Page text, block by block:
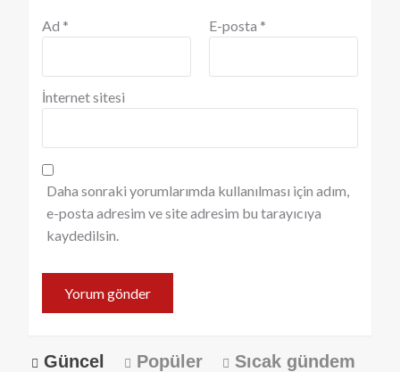
Ad * E-posta *
İnternet sitesi
Daha sonraki yorumlarımda kullanılması için adım,
e-posta adresim ve site adresim bu tarayıcıya
kaydedilsin.
Güncel Popüler Sıcak gündem